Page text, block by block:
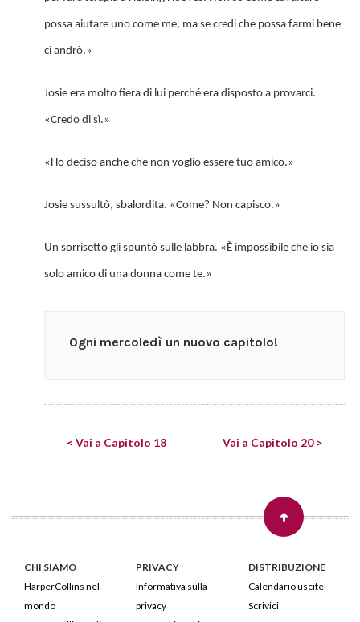
possa aiutare uno come me, ma se credi che possa farmi bene
ci andrò.»
Josie era molto fiera di lui perché era disposto a provarci.
«Credo di sì.»
«Ho deciso anche che non voglio essere tuo amico.»
Josie sussultò, sbalordita. «Come? Non capisco.»
Un sorrisetto gli spuntò sulle labbra. «È impossibile che io sia
solo amico di una donna come te.»
Ogni mercoledì un nuovo capitolo!
< Vai a Capitolo 18 Vai a Capitolo 20 >
CHI SIAMO
HarperCollins nel
mondo
PRIVACY
Informativa sulla
privacy
DISTRIBUZIONE
Calendario uscite
Scrivici